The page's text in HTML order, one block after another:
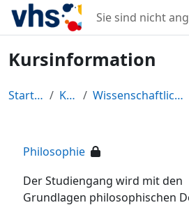
Zum Hauptinhalt
Sie sind nicht
Kursinformation
Startseite Kurse Wissenschaftliches Forum
Philosophie
Der Studiengang wird mit den
Grundlagen philosophischen